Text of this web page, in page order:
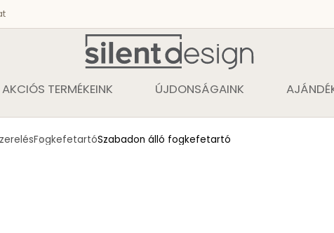
AKCIÓS TERMÉKEINK ÚJDONSÁGAINK
FogkefetartóSzabadon álló fogkefetartó